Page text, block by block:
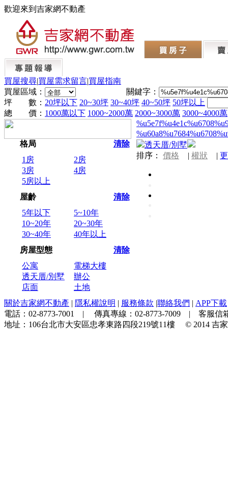
歡迎來到吉家網不動產
買屋搜尋|買屋需求留言|買屋指南
買屋區域：
關鍵字：
坪 數： 20坪以下 20~30坪 30~40坪 40~50坪 50坪以上
總 價： 1000萬以下 1000~2000萬 2000~3000萬 3000~4000萬
格局
清除
1房
2房
3房
4房
5房以上
屋齡
清除
5年以下
5~10年
10~20年
20~30年
30~40年
40年以上
房屋型態
清除
公寓
電梯大樓
透天厝/別墅
辦公
店面
土地
透天厝/別墅
排序： 價格 | 權狀 |
關於吉家網不動產 | 隱私權說明 | 服務條款 |聯絡我們 | APP下載
電話： 02-8773-7001 | 傳真專線： 02-8773-7009 | 客服信
地址： 106台北市大安區忠孝東路四段219號11樓 © 2014 吉